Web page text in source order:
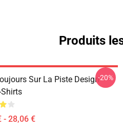
Produits
Sur La Piste Design
Shirts
- 28,06 €
-20%